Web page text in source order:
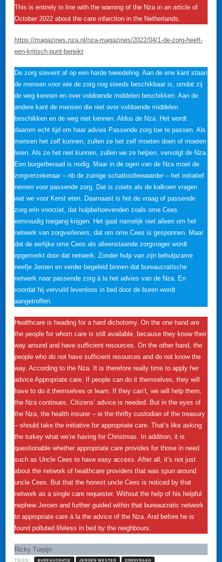
This is entirely in line with the warning of the Nza in an article of
October 2022 about the care infarction in the Netherlands.
https://magazines.nza.nl/nza-magazines/2022/04/1-de-zorg-heeft-
een-kritisch-punt-bereikt
De zorg stevent af op een harde tweedeling. Aan de ene kant staan
de mensen voor wie de zorg nog steeds beschikbaar is, omdat zij
de weg kennen en over voldoende middelen beschikken. Aan de
andere kant de mensen die niet over voldoende middelen
beschikken en de weg niet kennen. Aldus de Nza. Het wordt
daarom echt tijd om haar advies Passende zorg toe te passen. Als
mensen het zelf kunnen, zullen ze het zelf moeten doen of moeten
leren. Als ze het niet kunnen, zullen we ze helpen, vervolgt de Nza.
Een burgerberaad is nodig. Maar in de ogen van de Nza moet de
zorgverzekeraar – nb de zuinige schatkistbewaarder – het initiatief
nemen voor passende zorg. Dat is zoiets als de kalkoen vragen
wat we voor Kerst eten. Daarnaast is het de vraag of passende
zorg erin voorziet, dat hulpbehoevenden zoals ome Cees
eenvoudig toegang krijgen. Het gaat namelijk niet alleen om het
netwerk van zorgverleners, dat om ome Cees is gesponnen. Maar
dat de eerlijke ome Cees als alleenstaande zorgvrager wordt
opgemerkt door dat netwerk. Zonder hulp van zijn behulpzame
neefje Jeroen en verder begeleid binnen dat bureaucratische
netwerk naar passende zorg á la het advies van de Nza. En
voordat hij vervuild levenloos in bed door de buren wordt
aangetroffen.
Healthcare is heading for a hard dichotomy. On the one hand are
the people for whom care is still available, because they know their
way around and have sufficient resources. On the other hand, the
people who do not have sufficient resources and do not know the
way. According to the Nza. It is therefore really time to apply her
advice Appropriate care. If people can do it themselves, they will
have to do it themselves or learn. If they can’t, we will help them,
the Nza continues. Citizens’ advice is needed. But in the eyes of
the Nza, the health insurer – ie the thrifty custodian of the treasury
– should take the initiative for appropriate care. That’s like asking
the turkey what we’re having for Christmas. In addition, it is
questionable whether appropriate care provides for those in need
such as Uncle Cees to have easy access. After all, it’s not just
about the network of healthcare providers that was spun around
uncle Cees. But that the honest uncle Cees is noticed by that
network as a single care requester. Without the help of his helpful
nephew Jeroen and further guided within that bureaucratic network
to appropriate care á la the advice of the Nza. And before he is
found polluted lifeless in bed by the neighbours.
Ricky Turpijn
TAGS: BUREAUCRATIE JEROEN WESTER ZORGVRAAG